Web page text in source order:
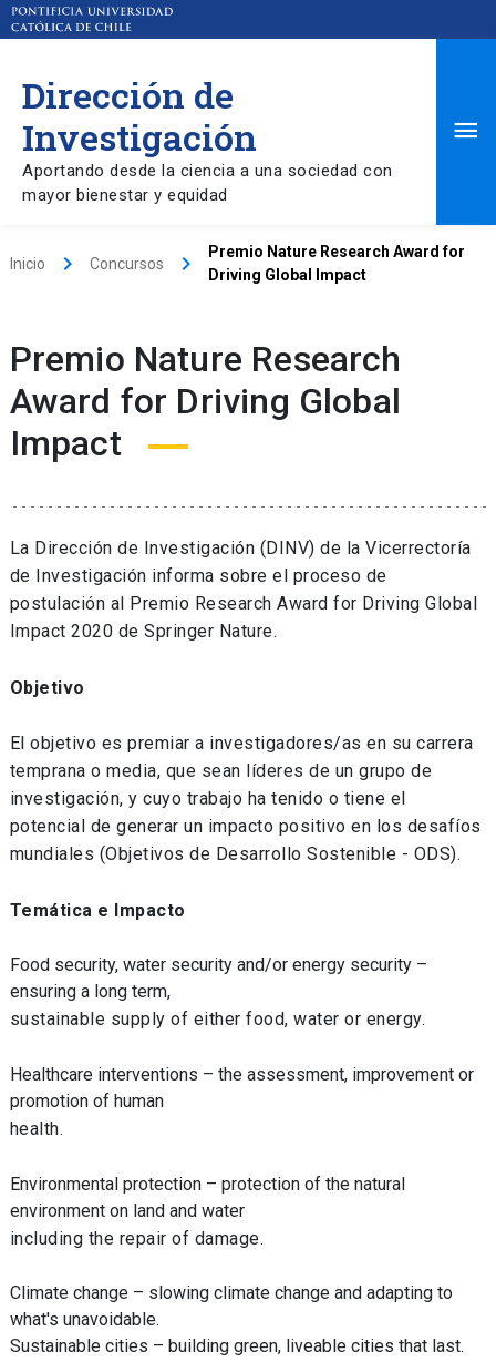
Dirección de
Investigación
Aportando desde la ciencia a una sociedad con
mayor bienestar y equidad
Inicio keyboard_arrow_right Concursos keyboard_arrow_right
Premio Nature Research Award for
Driving Global Impact
Premio Nature Research
Award for Driving Global
Impact
La Dirección de Investigación (DINV) de la Vicerrectoría
de Investigación informa sobre el proceso de
postulación al Premio Research Award for Driving Global
Impact 2020 de Springer Nature.
Objetivo
El objetivo es premiar a investigadores/as en su carrera
temprana o media, que sean líderes de un grupo de
investigación, y cuyo trabajo ha tenido o tiene el
potencial de generar un impacto positivo en los desafíos
mundiales (Objetivos de Desarrollo Sostenible - ODS).
Temática e Impacto
Food security, water security and/or energy security –
ensuring a long term,
sustainable supply of either food, water or energy.
Healthcare interventions – the assessment, improvement or
promotion of human
health.
Environmental protection – protection of the natural
environment on land and water
including the repair of damage.
Climate change – slowing climate change and adapting to
what's unavoidable.
Sustainable cities – building green, liveable cities that last.